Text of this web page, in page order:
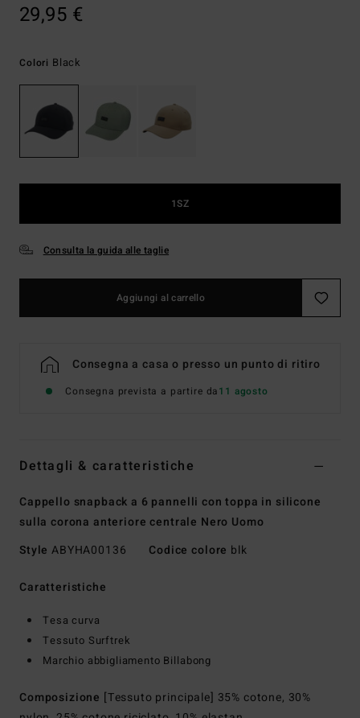
29,95 €
Colori Black
1SZ
Consulta la guida alle taglie
Aggiungi al carrello
Consegna a casa o presso un punto di ritiro
Consegna prevista a partire da11 agosto
Dettagli & caratteristiche
Cappello snapback a 6 pannelli con toppa in silicone
sulla corona anteriore centrale Nero Uomo
Style ABYHA00136 Codice colore blk
Caratteristiche
Tesa curva
Tessuto Surftrek
Marchio abbigliamento Billabong
Composizione [Tessuto principale] 35% cotone, 30%